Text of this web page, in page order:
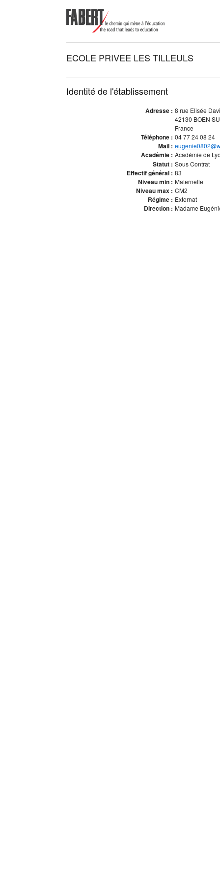
ECOLE PRIVEE LES TILLEULS
Identité de l'établissement
Adresse : 8 rue Elisée
42130 BOEN
France
Téléphone : 04 77 24 08 24
Mail :
Académie : Académie de
Statut : Sous Contrat
Effectif général : 83
Niveau min : Maternelle
Niveau max : CM2
Régime : Externat
Direction : Madame